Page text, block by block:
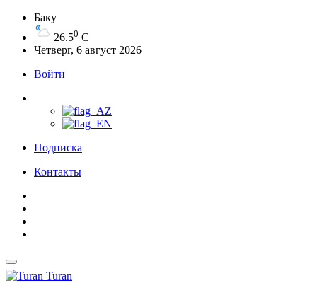
Баку
26.50 C
Четверг, 6 август 2026
Войти
Подписка
Контакты
Turan